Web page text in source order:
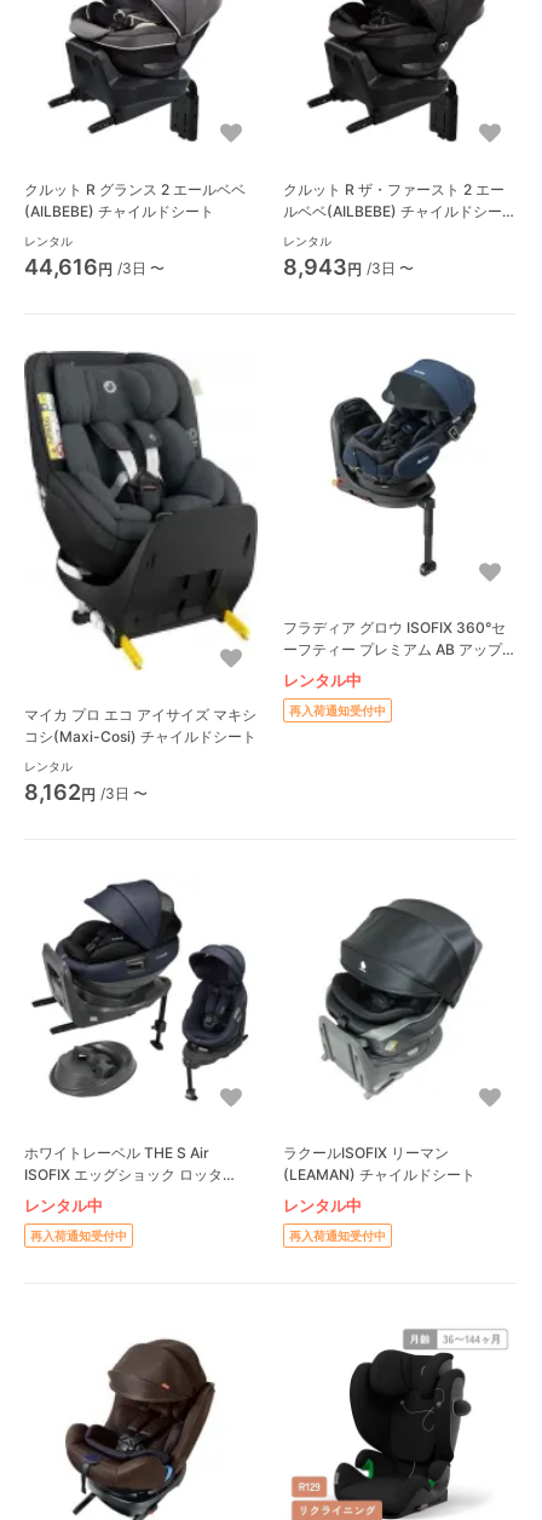
クルット R グランス 2 エールベベ
(AILBEBE) チャイルドシート
レンタル
44,616円 /3日 〜
クルット R ザ・ファースト 2 エー
ルベベ(AILBEBE) チャイルドシー
レンタル
8,943円 /3日 〜
マイカ プロ エコ アイサイズ マキシ
コシ(Maxi-Cosi) チャイルドシート
レンタル
8,162円 /3日 〜
フラディア グロウ ISOFIX 360°セ
ーフティー プレミアム AB アップ
リカ(aprica) チャイルドシート
レンタル中
再入荷通知受付中
ホワイトレーベル THE S Air
ISOFIX エッグショック ロッタ
ZD（アカチャンホンポ共同開発商
品） コンビ(Combi) チャイルドシ
ート_del
レンタル中
再入荷通知受付中
ラクールISOFIX リーマン
(LEAMAN) チャイルドシート
レンタル中
再入荷通知受付中